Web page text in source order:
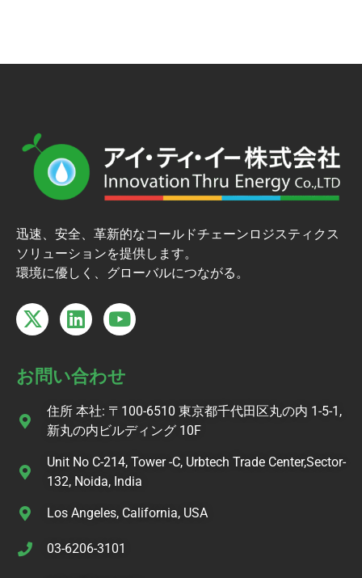
迅速、安全、革新的なコールドチェーンロジスティクス
ソリューションを提供します。
環境に優しく、グローバルにつながる。
お問い合わせ
住所 本社: 〒100-6510 東京都千代田区丸の内 1-5-1,
新丸の内ビルディング 10F
Unit No C-214, Tower -C, Urbtech Trade Center,Sector-
132, Noida, India
Los Angeles, California, USA
03-6206-3101